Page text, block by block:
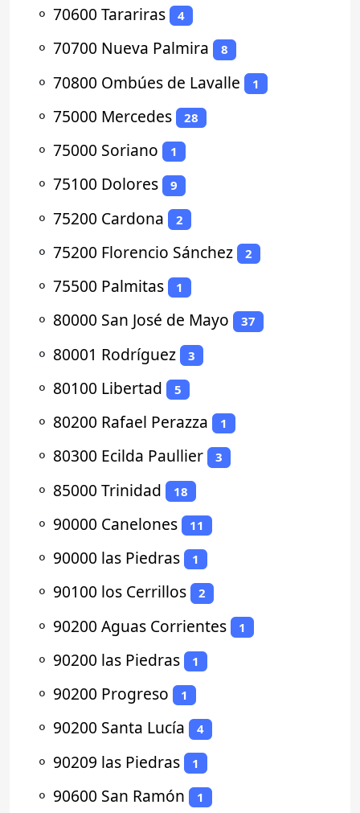
⚬ 70600 Tarariras 4
⚬ 70700 Nueva Palmira 8
⚬ 70800 Ombúes de Lavalle 1
⚬ 75000 Mercedes 28
⚬ 75000 Soriano 1
⚬ 75100 Dolores 9
⚬ 75200 Cardona 2
⚬ 75200 Florencio Sánchez 2
⚬ 75500 Palmitas 1
⚬ 80000 San José de Mayo 37
⚬ 80001 Rodríguez 3
⚬ 80100 Libertad 5
⚬ 80200 Rafael Perazza 1
⚬ 80300 Ecilda Paullier 3
⚬ 85000 Trinidad 18
⚬ 90000 Canelones 11
⚬ 90000 las Piedras 1
⚬ 90100 los Cerrillos 2
⚬ 90200 Aguas Corrientes 1
⚬ 90200 las Piedras 1
⚬ 90200 Progreso 1
⚬ 90200 Santa Lucía 4
⚬ 90209 las Piedras 1
⚬ 90600 San Ramón 1